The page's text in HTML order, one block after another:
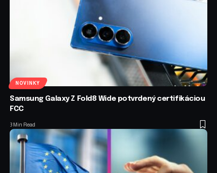
NOVINKY
Samsung Galaxy Z Fold8 Wide potvrdený certifikáciou
FCC
3 Min Read